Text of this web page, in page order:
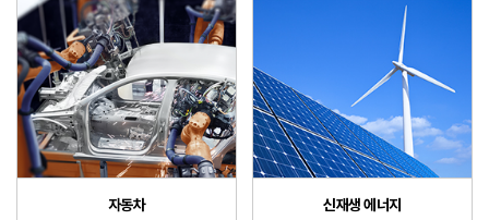
자동차 신재생 에너지